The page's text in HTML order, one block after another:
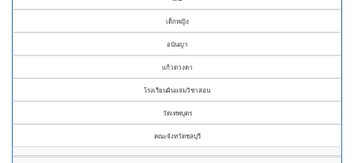
เด็กหญิง
อนันญา
แก้วดวงตา
โรงเรียนผินแจ่มวิชาสอน
วัดเทพบุตร
คณะจังหวัดชลบุรี